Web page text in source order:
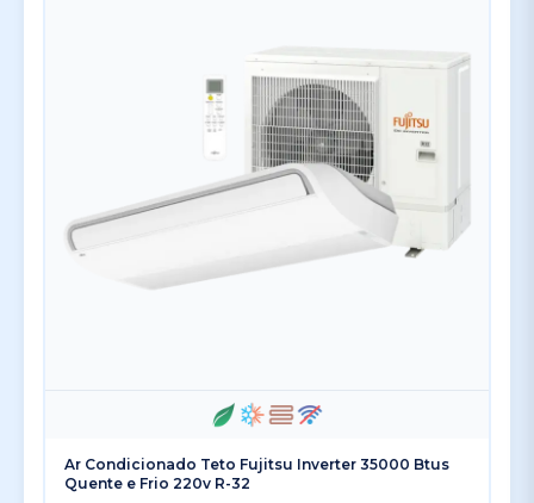
Ar Condicionado Teto Fujitsu Inverter 35000 Btus
Quente e Frio 220v R-32